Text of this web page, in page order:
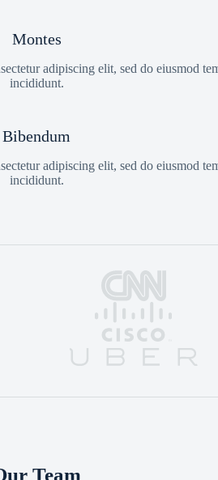
Montes
adipiscing elit, sed do eiusmod
incididunt.
Bibendum
adipiscing elit, sed do eiusmod
incididunt.
Team